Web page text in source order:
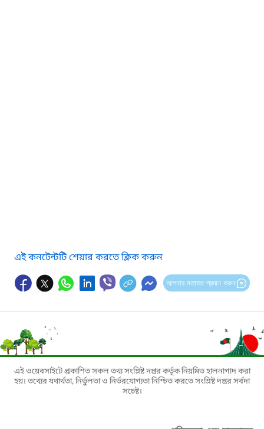
এই কনটেন্টটি শেয়ার করতে ক্লিক করুন
আপনার মতামত প্রদান করুন
এই ওয়েবসাইটে প্রকাশিত সকল তথ্য সংশ্লিষ্ট দপ্তর কর্তৃক নিয়মিত হালনাগাদ করা
হয়। তথ্যের যথার্থতা, নির্ভুলতা ও নির্ভরযোগ্যতা নিশ্চিত করতে সংশ্লিষ্ট দপ্তর সর্বদা
সচেষ্ট।